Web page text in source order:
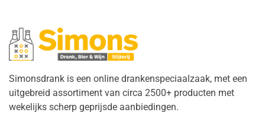
Simonsdrank is een online drankenspeciaalzaak, met een
uitgebreid assortiment van circa 2500+ producten met
wekelijks scherp geprijsde aanbiedingen.